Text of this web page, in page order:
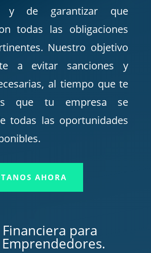
y de garantizar que
todas las obligaciones
Nuestro objetivo
a evitar sanciones y
al tiempo que te
que tu empresa se
todas las oportunidades
AHORA
para
Emprendedores.